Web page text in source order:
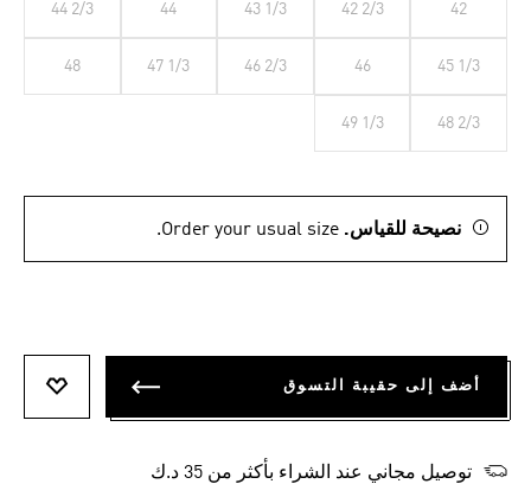
42
42 2/3
43 1/3
44
44 2/3
45 1/3
46
46 2/3
47 1/3
48
48 2/3
49 1/3
نصيحة للقياس. Order your usual size.
أضف إلى حقيبة التسوق
توصيل مجاني عند الشراء بأكثر من 35 د.ك